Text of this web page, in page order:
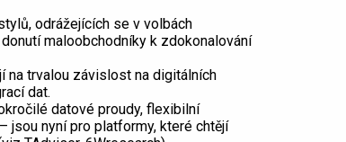
odrážejících se v volbách
maloobchodníky k zdokonalování
na trvalou závislost na digitálních
dat.
datové proudy, flexibilní
jsou nyní pro platformy, které chtějí